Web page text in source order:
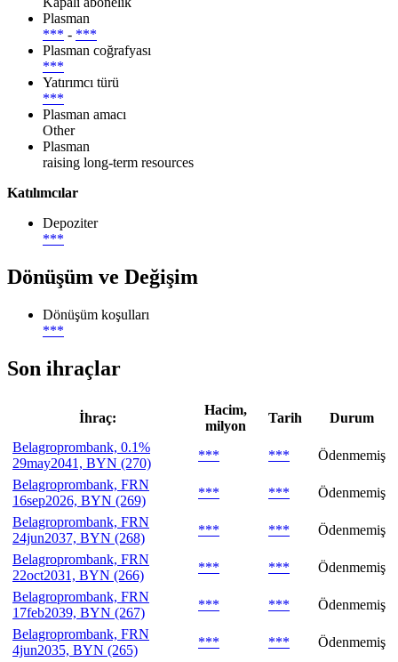
Plasman
*** - ***
Plasman coğrafyası
***
Yatırımcı türü
***
Plasman amacı
Other
Plasman
raising long-term resources
Katılımcılar
Depoziter
***
Dönüşüm ve Değişim
Dönüşüm koşulları
***
Son ihraçlar
İhraç:
Hacim,
milyon
Tarih
Durum
Belagroprombank, 0.1%
29may2041, BYN (270)
*** ***
Ödenmemiş
Belagroprombank, FRN
16sep2026, BYN (269)
*** ***
Ödenmemiş
Belagroprombank, FRN
24jun2037, BYN (268)
*** ***
Ödenmemiş
Belagroprombank, FRN
22oct2031, BYN (266)
*** ***
Ödenmemiş
Belagroprombank, FRN
17feb2039, BYN (267)
*** ***
Ödenmemiş
Belagroprombank, FRN
4jun2035, BYN (265)
*** ***
Ödenmemiş